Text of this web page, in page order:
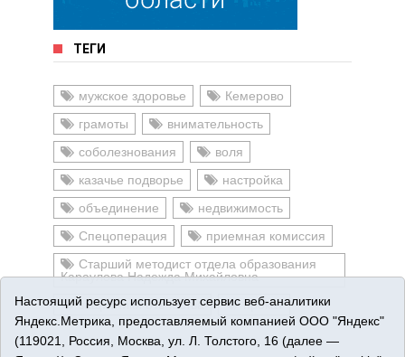
ТЕГИ
мужское здоровье
Кемерово
грамоты
внимательность
соболезнования
воля
казачье подворье
настройка
объединение
недвижимость
Спецоперация
приемная комиссия
Старший методист отдела образования
Караулова Надежда Михайловна
защитники отечества
прокат
Настоящий ресурс использует сервис веб-аналитики
Яндекс.Метрика, предоставляемый компанией ООО "Яндекс"
(119021, Россия, Москва, ул. Л. Толстого, 16 (далее —